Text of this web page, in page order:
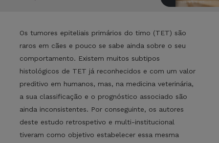
Os tumores epiteliais primários do timo (TET) são
raros em cães e pouco se sabe ainda sobre o seu
comportamento. Existem muitos subtipos
histológicos de TET já reconhecidos e com um valor
preditivo em humanos, mas, na medicina veterinária,
a sua classificação e o prognóstico associado são
ainda inconsistentes. Por conseguinte, os autores
deste estudo retrospetivo e multi-institucional
tiveram como objetivo estabelecer essa mesma